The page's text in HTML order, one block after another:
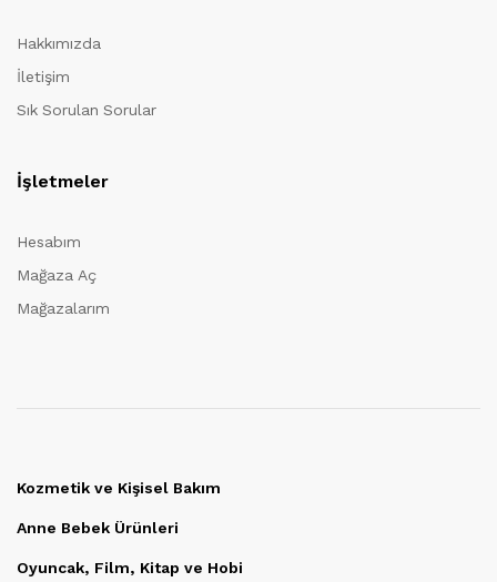
Hakkımızda
İletişim
Sık Sorulan Sorular
İşletmeler
Hesabım
Mağaza Aç
Mağazalarım
Kozmetik ve Kişisel Bakım
Anne Bebek Ürünleri
Oyuncak, Film, Kitap ve Hobi